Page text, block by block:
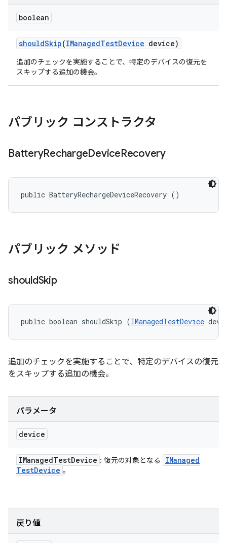
boolean
shouldSkip(IManagedTestDevice device)
追加のチェックを実施することで、特定のデバイスの復元を
スキップする追加の機会。
パブリック コンストラクタ
BatteryRechargeDeviceRecovery
public BatteryRechargeDeviceRecovery ()
パブリック メソッド
shouldSkip
public boolean shouldSkip (IManagedTestDevice
追加のチェックを実施することで、特定のデバイスの復元
をスキップする追加の機会。
パラメータ
device
IManagedTestDevice : 復元の対象となる
IManaged
TestDevice 。
戻り値